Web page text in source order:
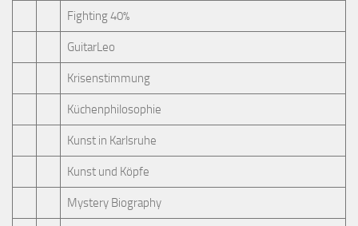
Fighting 40%
GuitarLeo
Krisenstimmung
Küchenphilosophie
Kunst in Karlsruhe
Kunst und Köpfe
Mystery Biography